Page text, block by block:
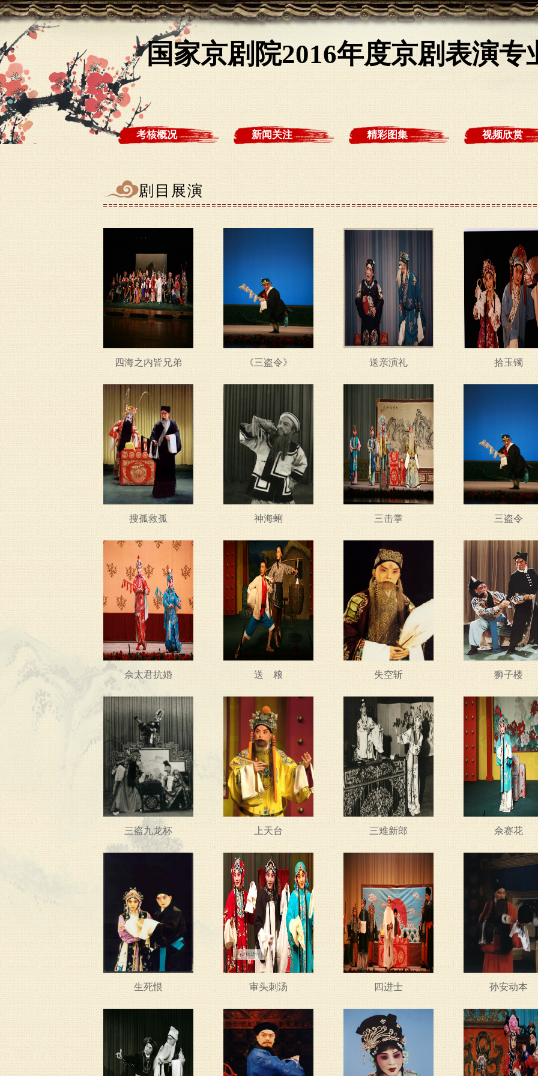
国家京剧院2016年度京剧表演专
考核概况 新闻关注 精彩图集 视频欣赏
剧目展演
四海之内皆兄弟 《三盗令》 送亲演礼 拾玉镯
搜孤救孤 神海蜊 三击掌 三盗令
佘太君抗婚 送 粮 失空斩 狮子楼
三盗九龙杯 上天台 三难新郎 佘赛花
生死恨 审头刺汤 四进士 孙安动本